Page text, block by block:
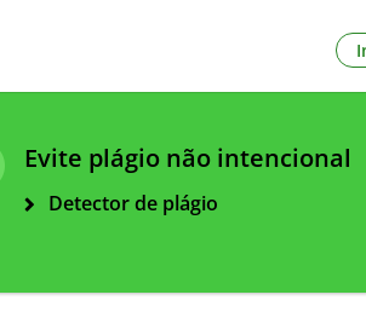
Evite plágio não intencional
Detector de plágio